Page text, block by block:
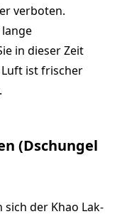
verboten.
in dieser Zeit
Luft ist frischer
(Dschungel
der Khao Lak-